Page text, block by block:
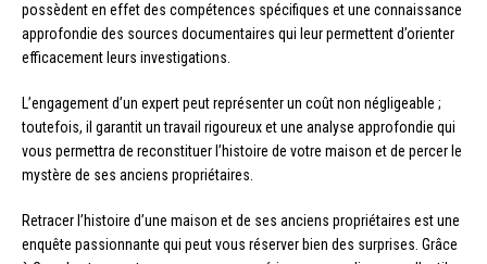
possèdent en effet des compétences spécifiques et une connaissance
approfondie des sources documentaires qui leur permettent d’orienter
efficacement leurs investigations.
L’engagement d’un expert peut représenter un coût non négligeable ;
toutefois, il garantit un travail rigoureux et une analyse approfondie qui
vous permettra de reconstituer l’histoire de votre maison et de percer le
mystère de ses anciens propriétaires.
Retracer l’histoire d’une maison et de ses anciens propriétaires est une
enquête passionnante qui peut vous réserver bien des surprises. Grâce